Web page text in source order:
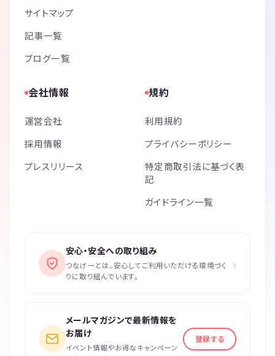
サイトマップ
記事一覧
ブログ一覧
会社情報
運営会社
採用情報
プレスリリース
規約
利用規約
プライバシーポリシー
特定商取引法に基づく表
記
ガイドライン一覧
安心・安全への取り組み
つなげーとは、安心してご利用いただける環境づく
りに取り組んでいます。
›
メールマガジンで最新情報を
お届け
イベント情報やお得なキャンペーン
登録する